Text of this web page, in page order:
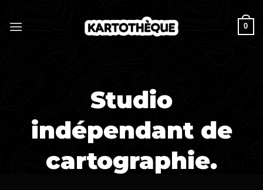
au
0
Studio
indépendant de
cartographie.